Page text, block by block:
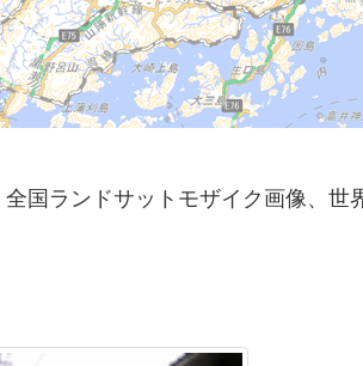
国ランドサットモザイク画像、世